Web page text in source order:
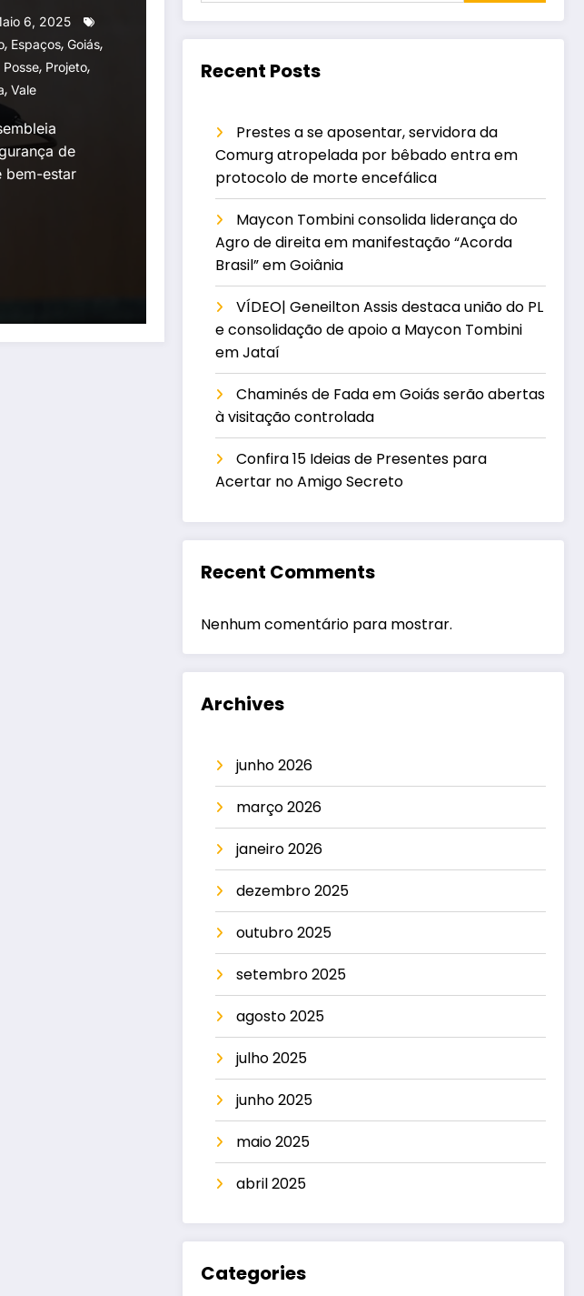
6, 2025
, Espaços, Goiás,
Posse, Projeto,
, Vale
de
bem-estar
Recent Posts
Prestes a se aposentar, servidora da
Comurg atropelada por bêbado entra em
protocolo de morte encefálica
Maycon Tombini consolida liderança do
Agro de direita em manifestação “Acorda
Brasil” em Goiânia
VÍDEO| Geneilton Assis destaca união do PL
e consolidação de apoio a Maycon Tombini
em Jataí
Chaminés de Fada em Goiás serão abertas
à visitação controlada
Confira 15 Ideias de Presentes para
Acertar no Amigo Secreto
Recent Comments
Nenhum comentário para mostrar.
Archives
junho 2026
março 2026
janeiro 2026
dezembro 2025
outubro 2025
setembro 2025
agosto 2025
julho 2025
junho 2025
maio 2025
abril 2025
Categories